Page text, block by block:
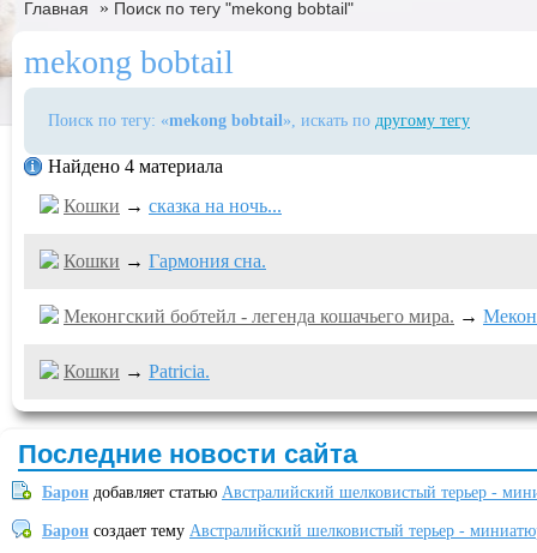
Главная » Поиск по тегу "mekong bobtail"
mekong bobtail
Поиск по тегу: «mekong bobtail», искать по другому тегу
Найдено 4 материала
Кошки → сказка на ночь...
Кошки → Гармония сна.
Меконгский бобтейл - легенда кошачьего мира. →
Кошки → Patricia.
Последние новости сайта
Барон добавляет статью Австралийский шелковистый терьер -
Барон создает тему Австралийский шелковистый терьер -